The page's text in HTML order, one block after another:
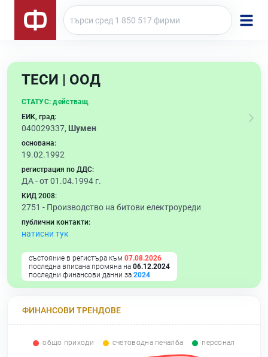
ТЕСИ | ООД
СТАТУС: действащ
ЕИК, град:
040029337, Шумен
основана:
19.02.1992
регистрация по ДДС:
ДА - от 01.04.1994 г.
КИД 2008:
2751 - Производство на битови електроуреди
публични контакти:
натисни тук
състояние в регистъра към 07.08.2026
последна вписана промяна на 06.12.2024
последни финансови данни за 2024
ФИНАНСОВИ ТРЕНДОВЕ
общо приходи счетоводна печалба персонал